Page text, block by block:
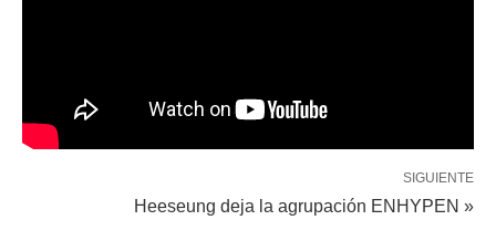
SIGUIENTE
Heeseung deja la agrupación ENHYPEN »